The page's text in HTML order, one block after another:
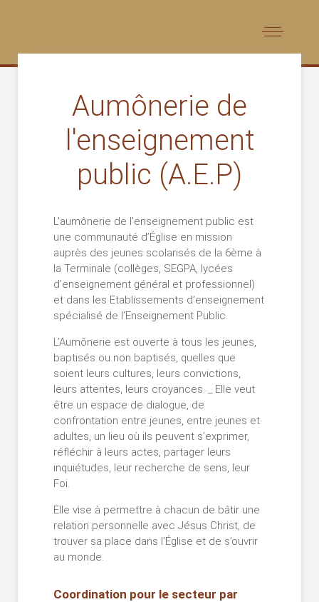
Aumônerie de
l'enseignement
public (A.E.P)
L'aumônerie de l'enseignement public est
une communauté d’Église en mission
auprès des jeunes scolarisés de la 6ème à
la Terminale (collèges, SEGPA, lycées
d’enseignement général et professionnel)
et dans les Etablissements d’enseignement
spécialisé de l’Enseignement Public.
L’Aumônerie est ouverte à tous les jeunes,
baptisés ou non baptisés, quelles que
soient leurs cultures, leurs convictions,
leurs attentes, leurs croyances. _ Elle veut
être un espace de dialogue, de
confrontation entre jeunes, entre jeunes et
adultes, un lieu où ils peuvent s’exprimer,
réfléchir à leurs actes, partager leurs
inquiétudes, leur recherche de sens, leur
Foi.
Elle vise à permettre à chacun de bâtir une
relation personnelle avec Jésus Christ, de
trouver sa place dans l’Église et de s’ouvrir
au monde.
Coordination pour le secteur par